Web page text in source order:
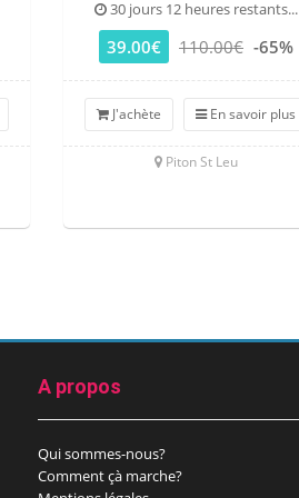
30 jours 12 heures restants...
39.00€ 110.00€ -65%
J'achète En savoir plus
Piton St Leu
A propos
Qui sommes-nous?
Comment çà marche?